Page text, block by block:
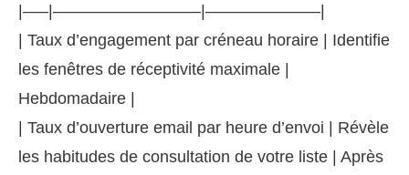
|—–|—————————|———————|
| Taux d’engagement par créneau horaire | Identifie
les fenêtres de réceptivité maximale |
Hebdomadaire |
| Taux d’ouverture email par heure d’envoi | Révèle
les habitudes de consultation de votre liste | Après